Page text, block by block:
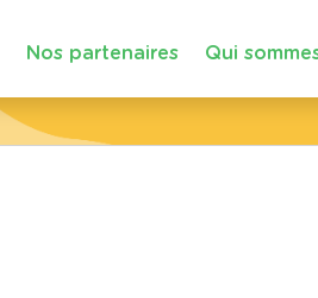
Nos partenaires Qui